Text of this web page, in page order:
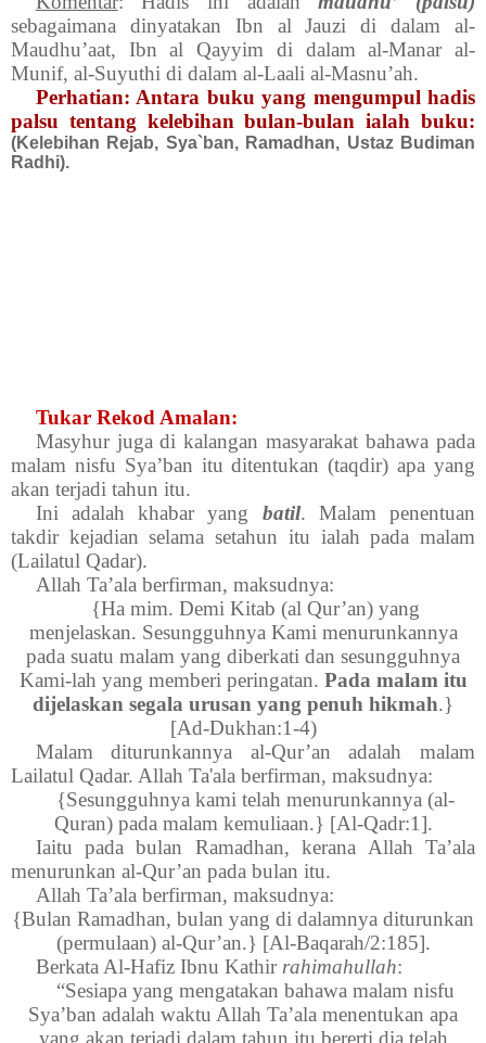
sebagaimana dinyatakan Ibn al Jauzi di dalam al-
Maudhu’aat, Ibn al Qayyim di dalam al-Manar al-
Munif, al-Suyuthi di dalam al-Laali al-Masnu’ah.
Perhatian: Antara buku yang mengumpul hadis
palsu tentang kelebihan bulan-bulan ialah buku:
(Kelebihan Rejab, Sya`ban, Ramadhan, Ustaz Budiman
Radhi).
Tukar Rekod Amalan:
Masyhur juga di kalangan masyarakat bahawa pada
malam nisfu Sya’ban itu ditentukan (taqdir) apa yang
akan terjadi tahun itu.
Ini adalah khabar yang batil. Malam penentuan
takdir kejadian selama setahun itu ialah pada malam
(Lailatul Qadar).
Allah Ta’ala berfirman, maksudnya:
{Ha mim. Demi Kitab (al Qur’an) yang
menjelaskan. Sesungguhnya Kami menurunkannya
pada suatu malam yang diberkati dan sesungguhnya
Kami-lah yang memberi peringatan. Pada malam itu
dijelaskan segala urusan yang penuh hikmah.}
[Ad-Dukhan:1-4)
Malam diturunkannya al-Qur’an adalah malam
Lailatul Qadar. Allah Ta'ala berfirman, maksudnya:
{Sesungguhnya kami telah menurunkannya (al-
Quran) pada malam kemuliaan.} [Al-Qadr:1].
Iaitu pada bulan Ramadhan, kerana Allah Ta’ala
menurunkan al-Qur’an pada bulan itu.
Allah Ta’ala berfirman, maksudnya:
{Bulan Ramadhan, bulan yang di dalamnya diturunkan
(permulaan) al-Qur’an.} [Al-Baqarah/2:185].
Berkata Al-Hafiz Ibnu Kathir rahimahullah:
“Sesiapa yang mengatakan bahawa malam nisfu
Sya’ban adalah waktu Allah Ta’ala menentukan apa